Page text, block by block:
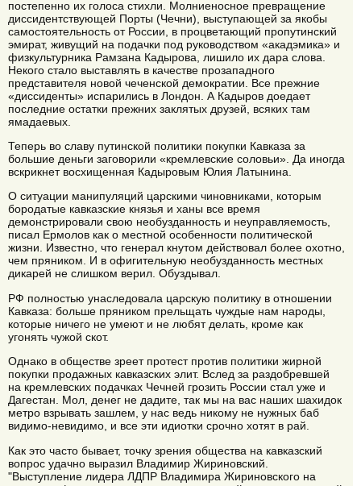
постепенно их голоса стихли. Молниеносное превращение
диссидентствующей Порты (Чечни), выступающей за якобы
самостоятельность от России, в процветающий пропутинский
эмират, живущий на подачки под руководством «акадэмика» и
физкультурника Рамзана Кадырова, лишило их дара слова.
Некого стало выставлять в качестве прозападного
представителя новой чеченской демократии. Все прежние
«диссиденты» испарились в Лондон. А Кадыров доедает
последние остатки прежних заклятых друзей, всяких там
ямадаевых.
Теперь во славу путинской политики покупки Кавказа за
большие деньги заговорили «кремлевские соловьи». Да иногда
вскрикнет восхищенная Кадыровым Юлия Латынина.
О ситуации манипуляций царскими чиновниками, которым
бородатые кавказские князья и ханы все время
демонстрировали свою необузданность и неуправляемость,
писал Ермолов как о местной особенности политической
жизни. Известно, что генерал кнутом действовал более охотно,
чем пряником. И в офигительную необузданность местных
дикарей не слишком верил. Обуздывал.
РФ полностью унаследовала царскую политику в отношении
Кавказа: больше пряником прельщать чуждые нам народы,
которые ничего не умеют и не любят делать, кроме как
угонять чужой скот.
Однако в обществе зреет протест против политики жирной
покупки продажных кавказских элит. Вслед за раздобревшей
на кремлевских подачках Чечней грозить России стал уже и
Дагестан. Мол, денег не дадите, так мы на вас наших шахидок
метро взрывать зашлем, у нас ведь никому не нужных баб
видимо-невидимо, и все эти идиотки срочно хотят в рай.
Как это часто бывает, точку зрения общества на кавказский
вопрос удачно выразил Владимир Жириновский.
"Выступление лидера ЛДПР Владимира Жириновского на